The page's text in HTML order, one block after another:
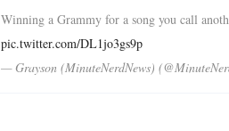
Winning a Grammy for a song you call
pic.twitter.com/DL1jo3gs9p
— Grayson (MinuteNerdNews)